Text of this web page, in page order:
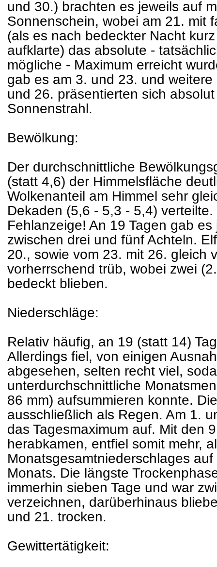
und 30.) brachten es jeweils auf
Sonnenschein, wobei am 21. mit
(als es nach bedeckter Nacht
aufklarte) das absolute -
mögliche - Maximum erreicht
gab es am 3. und 23. und
und 26. präsentierten sich
Sonnenstrahl.
Bewölkung:
Der durchschnittliche
(statt 4,6) der Himmelsfläche
Wolkenanteil am Himmel sehr
Dekaden (5,6 - 5,3 - 5,4)
Fehlanzeige! An 19 Tagen gab
zwischen drei und fünf Achteln.
20., sowie vom 23. mit 26. gleich
vorherrschend trüb, wobei zwei
bedeckt blieben.
Niederschläge:
Relativ häufig, an 19 (statt 14)
Allerdings fiel, von einigen
abgesehen, selten recht viel,
unterdurchschnittliche
86 mm) aufsummieren konnte.
ausschließlich als Regen. Am 1.
das Tagesmaximum auf. Mit den
herabkamen, entfiel somit mehr,
Monatsgesamtniederschlages
Monats. Die längste
immerhin sieben Tage und war
verzeichnen, darüberhinaus
und 21. trocken.
Gewittertätigkeit: